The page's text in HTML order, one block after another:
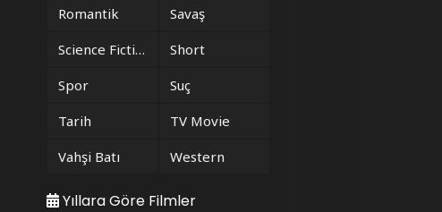
Romantik
Savaş
Science Fiction
Short
Spor
Suç
Tarih
TV Movie
Vahşi Batı
Western
Yıllara Göre Filmler